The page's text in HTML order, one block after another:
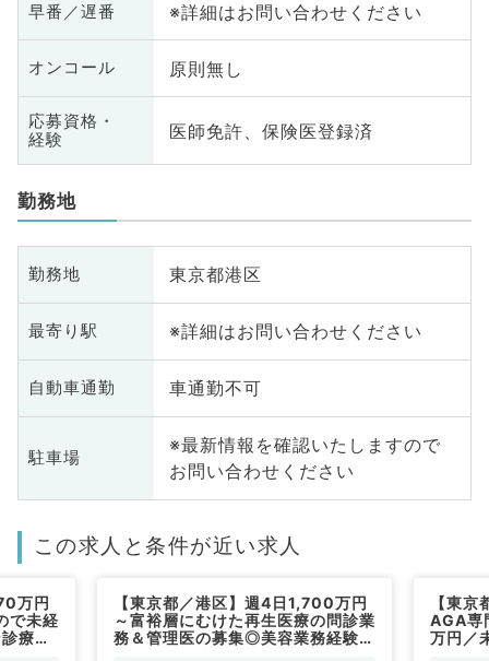
早番／遅番 ※詳細はお問い合わせください
オンコール 原則無し
応募資格・
経験
医師免許、保険医登録済
勤務地
勤務地 東京都港区
最寄り駅 ※詳細はお問い合わせください
自動車通勤 車通勤不可
駐車場
※最新情報を確認いたしますので
お問い合わせください
この求人と条件が近い求人
万円
で未経
療の
【東京都／港区】週4日1,700万円
～富裕層にむけた再生医療の問診業
務＆管理医の募集◎美容業務経験・
【東
AGA
万円／